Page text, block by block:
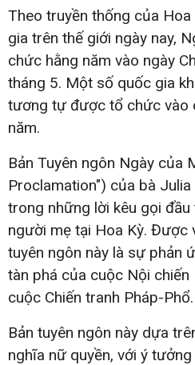
Theo truyền thống của
gia trên thế giới ngày nay,
chức hằng năm vào ngày
tháng 5. Một số quốc gia
tương tự được tổ chức vào
năm.
Bản Tuyên ngôn Ngày của
Proclamation") của bà
trong những lời kêu gọi
người mẹ tại Hoa Kỳ. Được
tuyên ngôn này là sự phản
tàn phá của cuộc Nội chiến
cuộc Chiến tranh Pháp-Phổ.
Bản tuyên ngôn này dựa
nghĩa nữ quyền, với ý